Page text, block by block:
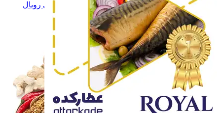
ادویه و چاشنی رویال
ادویه و چاشنی رویال
همه دسته بندی های ادویه و چاشنی